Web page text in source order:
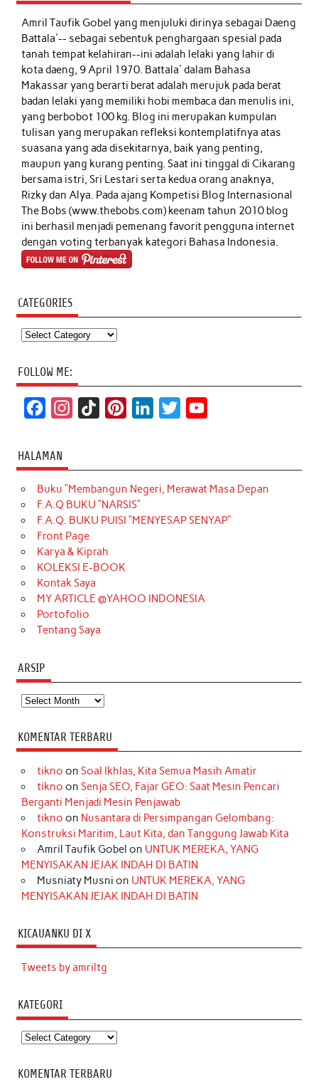
Amril Taufik Gobelyang menjuluki dirinya sebagai Daeng
Battala'-- sebagai sebentuk penghargaan spesial pada
tanah tempat kelahiran--ini adalah lelaki yang lahir di
kota daeng, 9 April 1970. Battala' dalam Bahasa
Makassar yang berarti berat adalah merujuk pada berat
badan lelaki yang memiliki hobi membaca dan menulis ini,
yang berbobot 100 kg. Blog ini merupakan kumpulan
tulisan yang merupakan refleksi kontemplatifnya atas
suasana yang ada disekitarnya, baik yang penting,
maupun yang kurang penting. Saat ini tinggal di Cikarang
bersama istri, Sri Lestari serta kedua orang anaknya,
Rizky dan Alya. Pada ajang Kompetisi Blog Internasional
The Bobs (www.thebobs.com) keenam tahun 2010 blog
ini berhasil menjadi pemenang favorit pengguna internet
dengan voting terbanyak kategori Bahasa Indonesia.
CATEGORIES
Categories
FOLLOW ME:
c
e
b
o
o
k
t
a
g
r
a
m
T
o
k
t
e
r
k
e
d
t
t
e
T
u
b
HALAMAN
Buku “Membangun Negeri, Merawat Masa Depan
F.A.Q BUKU “NARSIS”
F.A.Q. BUKU PUISI “MENYESAP SENYAP”
Front Page
Karya & Kiprah
KOLEKSI E-BOOK
Kontak Saya
MY ARTICLE @YAHOO INDONESIA
Portofolio
Tentang Saya
ARSIP
Arsip
KOMENTAR TERBARU
tikno on Soal Ikhlas, Kita Semua Masih Amatir
tikno on Senja SEO, Fajar GEO: Saat Mesin Pencari
Berganti Menjadi Mesin Penjawab
tikno on Nusantara di Persimpangan Gelombang:
Konstruksi Maritim, Laut Kita, dan Tanggung Jawab Kita
Amril Taufik Gobel on UNTUK MEREKA, YANG
MENYISAKAN JEJAK INDAH DI BATIN
Musniaty Musni on UNTUK MEREKA, YANG
MENYISAKAN JEJAK INDAH DI BATIN
KICAUANKU DI X
Tweets by amriltg
KATEGORI
Kategori
KOMENTAR TERBARU